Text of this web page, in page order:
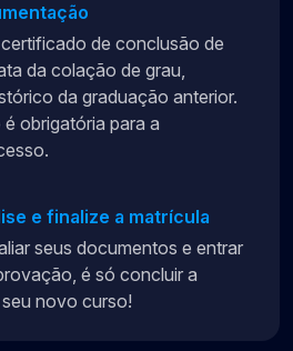
de conclusão de
da colação de grau,
da graduação anterior.
obrigatória para a
e finalize a matrícula
seus documentos e entrar
é só concluir a
novo curso!